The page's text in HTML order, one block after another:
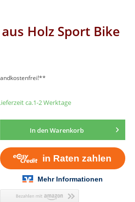
Holz Sport Bike
ca.1-2 Werktage
In denWarenkorb